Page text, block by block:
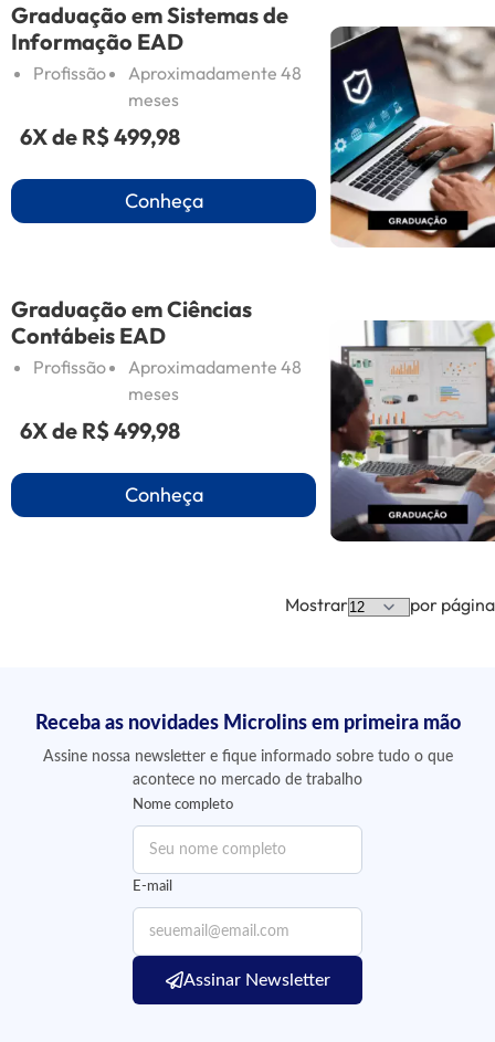
Graduação em Sistemas de
Informação EAD
Profissão
Aproximadamente 48
meses
6X de R$ 499,98
Conheça
Graduação em Ciências
Contábeis EAD
Profissão
Aproximadamente 48
meses
6X de R$ 499,98
Conheça
Mostrar por página
Receba as novidades Microlins em primeira mão
Assine nossa newsletter e fique informado sobre tudo o que
acontece no mercado de trabalho
Nome completo
E-mail
Assinar Newsletter